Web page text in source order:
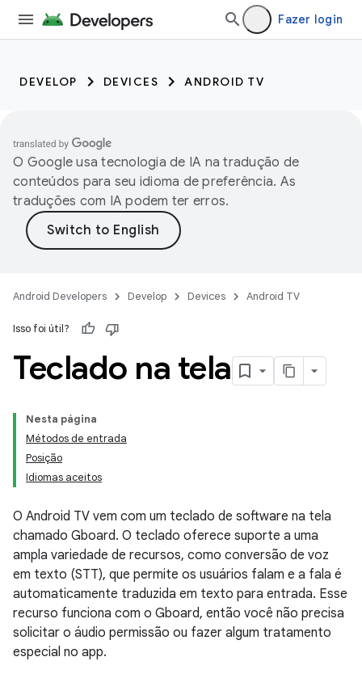
Fazer login
DEVELOP DEVICES ANDROID TV
O Google usa tecnologia de IA na tradução de
conteúdos para seu idioma de preferência. As
traduções com IA podem ter erros.
Android Developers Develop Devices Android TV
Isso foi útil?
Teclado na tela
Nesta página
Métodos de entrada
Posição
Idiomas aceitos
O Android TV vem com um teclado de software na tela
chamado Gboard. O teclado oferece suporte a uma
ampla variedade de recursos, como conversão de voz
em texto (STT), que permite os usuários falam e a fala é
automaticamente traduzida em texto para entrada. Esse
recurso funciona com o Gboard, então você não precisa
solicitar o áudio permissão ou fazer algum tratamento
especial no app.